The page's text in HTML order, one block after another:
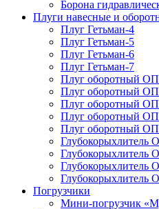
Борона
Плуги навесные и
Плуг Гетьман-4
Плуг Гетьман-5
Плуг Гетьман-6
Плуг Гетьман-7
Плуг оборотный
Плуг оборотный
Плуг оборотный
Плуг оборотный
Плуг оборотный
Погрузчики
Мини-погрузчик